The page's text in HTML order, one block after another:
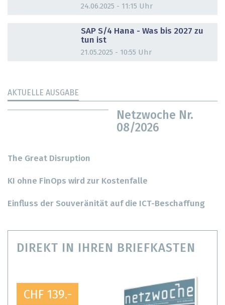
24.06.2025 - 11:15 Uhr
SAP S/4 Hana - Was bis 2027 zu
tun ist
21.05.2025 - 10:55 Uhr
AKTUELLE AUSGABE
Netzwoche Nr.
08/2026
The Great Disruption
KI ohne FinOps wird zur Kostenfalle
Einfluss der Souveränität auf die ICT-Beschaffung
DIREKT IN IHREN BRIEFKASTEN
CHF 139.-